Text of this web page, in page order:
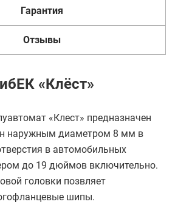
Гарантия
Отзывы
«Клёст»
«Клест» предназначен
наружным диаметром 8 мм в
в автомобильных
до 19 дюймов включительно.
головки позвляет
шипы.